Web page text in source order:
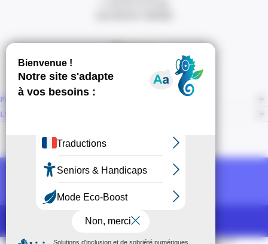
PAGES
LIENS CONNEXES
Recevoir la newsletter CCI
CCI Espace Presse
Mentions légalesAccessibilitéSitemapCGU CGVCPV